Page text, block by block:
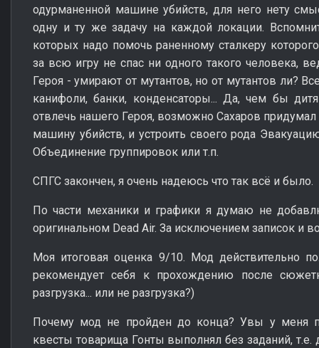
одурманенной машине убийств, для него нету
одну и ту же задачу на каждой локации.
которых надо помочь раненному сталкеру
за всю игру не спас ни одного такого человека,
Героя - умирают от мутантов, но от мутантов ли?
канифоли, банки, конденсаторы... Да, чем бы
отвлечь нашего Героя, возможно Сахаров
машину убийств, и устроить своего рода
Объединение группировок или т.п.
СПГС закончен, я очень надеюсь что так всё и было.
По части механики и графики я думаю не
оригинальном Dead Air. За исключением записок и
Моя итоговая оценка 9/10. Мод действительно
рекомендует себя к прохождению после
разгрузка... или не разгрузка?)
Почему мод не пройден до конца? Увы у меня
квесты товарища Гонты выполнял без заданий, т.е.